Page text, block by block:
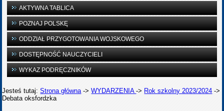
AKTYWNA TABLICA
POZNAJ POLSKĘ
ODDZIAŁ PRZYGOTOWANIA WOJSKOWEGO
DOSTĘPNOŚĆ NAUCZYCIELI
WYKAZ PODRĘCZNIKÓW
Jesteś tutaj:Strona główna ->WYDARZENIA-> Rok szkolny 2023/2024 ->
Debata oksfordzka